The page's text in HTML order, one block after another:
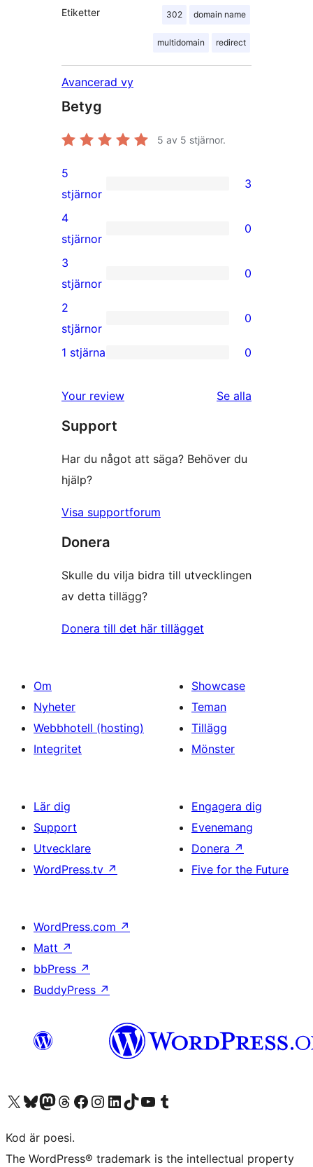
Etiketter 302 domain name
multidomain redirect
Avancerad vy
Betyg
5 av 5 stjärnor.
3
5-
stjärniga
recensioner
5
stjärnor
3
0
4-
stjärniga
recensioner
4
stjärnor
0
0
3-
stjärniga
recensioner
3
stjärnor
0
0
2-
recensioner
2
stjärnor
0
stjärniga
recensioner
1 stjärna 0
Your review Se alla
Support
Har du något att säga? Behöver du
hjälp?
Visa supportforum
Donera
Skulle du vilja bidra till utvecklingen
av detta tillägg?
Donera till det här tillägget
Om
Nyheter
Webbhotell (hosting)
Integritet
Showcase
Teman
Tillägg
Mönster
Lär dig
Support
Utvecklare
WordPress.tv ↗
Engagera dig
Evenemang
Donera ↗
Five for the Future
WordPress.com ↗
Matt ↗
bbPress ↗
BuddyPress ↗
Besök vår X-konto (f.d. Twitter)
Besök vårt Bluesky-konto
Besök vårt Mastodon-konto
Besök vårt Thread-konto
Besök vår Facebook-sidaBesök vårt Instagram-konto
Besök vårt LinkedIn-konto
Besök vårt TikTok-konto
Besök vår YouTube-kanalBesök vårt Tumblr-konto
Kod är poesi.
The WordPress® trademark is the intellectual property